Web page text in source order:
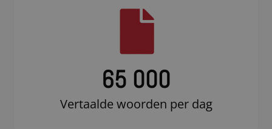
65 000
Vertaalde woorden per dag